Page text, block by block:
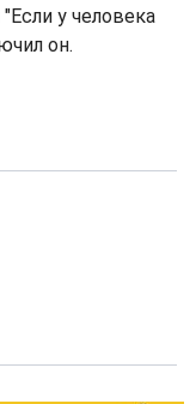
у человека
он.